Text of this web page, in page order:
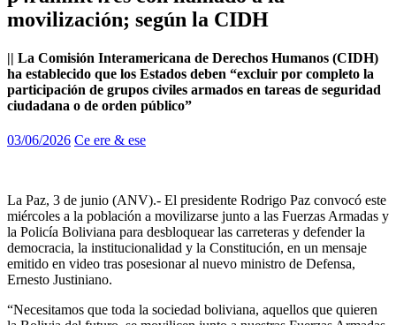
movilización; según la CIDH
|| La Comisión Interamericana de Derechos Humanos (CIDH)
ha establecido que los Estados deben “excluir por completo la
participación de grupos civiles armados en tareas de seguridad
ciudadana o de orden público”
03/06/2026 Ce ere & ese
La Paz, 3 de junio (ANV).- El presidente Rodrigo Paz convocó este
miércoles a la población a movilizarse junto a las Fuerzas Armadas y
la Policía Boliviana para desbloquear las carreteras y defender la
democracia, la institucionalidad y la Constitución, en un mensaje
emitido en video tras posesionar al nuevo ministro de Defensa,
Ernesto Justiniano.
“Necesitamos que toda la sociedad boliviana, aquellos que quieren